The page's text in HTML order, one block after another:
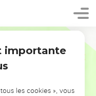
importante
les cookies », vous